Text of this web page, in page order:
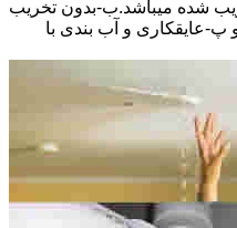
شده میباشد.ب-بدون تخریب
پ-عایقکاری و آب بندی با